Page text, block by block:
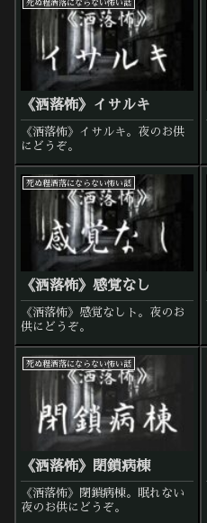
死ぬ程洒落にならない怖い話
《洒落怖》イサルキ
《洒落怖》イサルキ。夜のお供
にどうぞ。
死ぬ程洒落にならない怖い話
《洒落怖》感覚なし
《洒落怖》感覚なしト。夜のお
供にどうぞ。
死ぬ程洒落にならない怖い話
《洒落怖》閉鎖病棟
《洒落怖》閉鎖病棟。眠れない
夜のお供にどうぞ。